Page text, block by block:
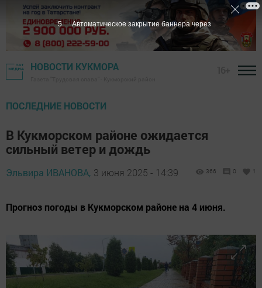
НОВОСТИ КУКМОРА
ПОСЛЕДНИЕ НОВОСТИ
В Кукморском районе ожидается
сильный ветер и дождь
Эльвира ИВАНОВА, 3 июня 2025 - 14:39 366 0 1
Прогноз погоды в Кукморском районе на 4 июня.
4 Автоматическое закрытие баннера через